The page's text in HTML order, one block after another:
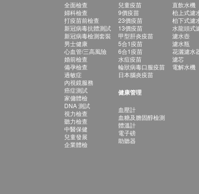
全面檢查
婦科檢查
打疫苗前檢查
新冠病毒抗體測試
新冠病毒檢測套裝
男士健康
心血管/三高風險
婚前檢查
備孕檢查
過敏症
內視鏡服務
癌症測試
家傭體檢
DNA 測試
視力檢查
聽力檢查
中醫保健
兒童發展
企業體檢
兒童疫苗
9價疫苗
23價疫苗
13價疫苗
甲型肝炎疫苗
5合1疫苗
6合1疫苗
水痘疫苗
輪狀病毒口服疫苗
日本腦炎疫苗
健康管理
血壓計
血糖及膽固醇檢測
體溫計
電子磅
助聽器
直飲水機
枱上式濾
枱下式濾
水龍頭式
濾水壺
濾水瓶
花灑濾水
濾芯
電解水機